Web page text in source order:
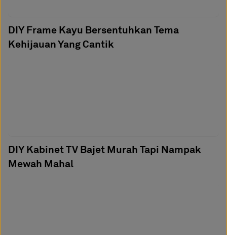
DIY Frame Kayu Bersentuhkan Tema
Kehijauan Yang Cantik
DIY Kabinet TV Bajet Murah Tapi Nampak
Mewah Mahal